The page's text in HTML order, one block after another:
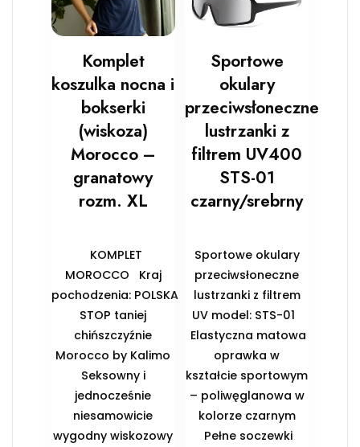
Komplet
koszulka nocna i
bokserki
(wiskoza)
Morocco –
granatowy
rozm. XL
KOMPLET
MOROCCO Kraj
pochodzenia: POLSKA
STOP taniej
chińszczyźnie
Morocco by Kalimo
Seksowny i
jednocześnie
niesamowicie
wygodny wiskozowy
Sportowe
okulary
przeciwsłoneczne
lustrzanki z
filtrem UV400
STS-01
czarny/srebrny
Sportowe okulary
przeciwsłoneczne
lustrzanki z filtrem
UV model: STS-01
Elastyczna matowa
oprawka w
kształcie sportowym
– poliwęglanowa w
kolorze czarnym
Pełne soczewki